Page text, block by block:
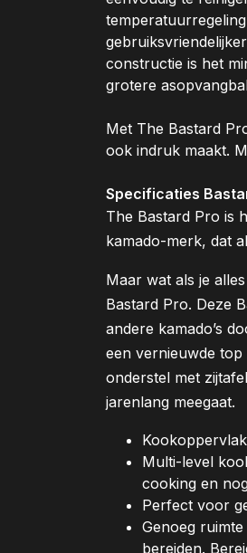
constructie is het
grotere
Met The Bastard
ook indruk maakt.
Specificaties
The Bastard Pro is
kamado-merk, dat
Maar wat als je
Bastard Pro. Deze
andere kamado’s
een vernieuwde
onderstel met
jarenlang meegaat.
Multi-level
cooking en
Perfect voor
Genoeg
bereiden.